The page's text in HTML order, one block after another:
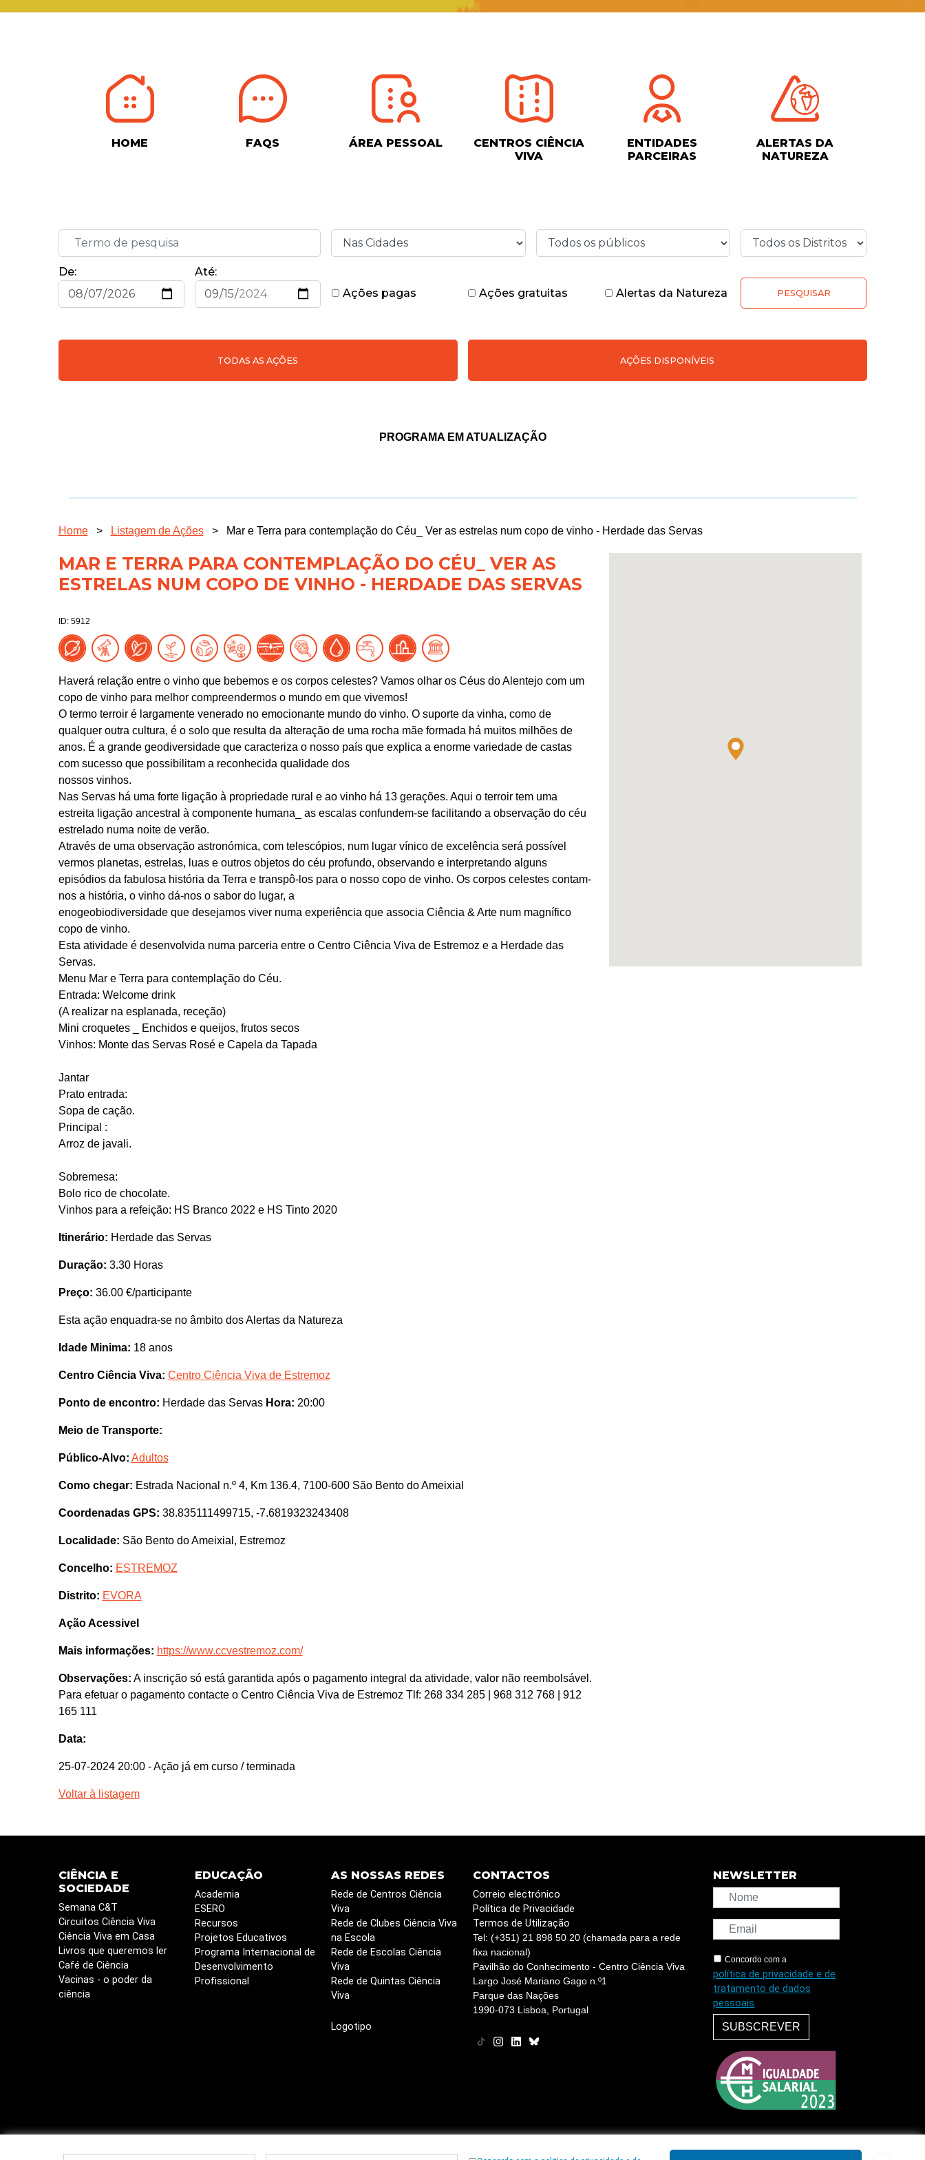
HOME FAQS ÁREA PESSOAL
CENTROS CIÊNCIA
VIVA
ENTIDADES
PARCEIRAS
ALERTAS DA
NATUREZA
De:
Até:
Ações pagas
Ações gratuitas Alertas da Natureza PESQUISAR
TODAS AS AÇÕES AÇÕES DISPONÍVEIS
PROGRAMA EM ATUALIZAÇÃO
Home > Listagem de Ações > Mar e Terra para contemplação do Céu_ Ver as estrelas num copo de vinho - Herdade das Servas
MAR E TERRA PARA CONTEMPLAÇÃO DO CÉU_ VER AS
ESTRELAS NUM COPO DE VINHO - HERDADE DAS SERVAS
ID: 5912
Haverá relação entre o vinho que bebemos e os corpos celestes? Vamos olhar os Céus do Alentejo com um
copo de vinho para melhor compreendermos o mundo em que vivemos!
O termo terroir é largamente venerado no emocionante mundo do vinho. O suporte da vinha, como de
qualquer outra cultura, é o solo que resulta da alteração de uma rocha mãe formada há muitos milhões de
anos. É a grande geodiversidade que caracteriza o nosso país que explica a enorme variedade de castas
com sucesso que possibilitam a reconhecida qualidade dos
nossos vinhos.
Nas Servas há uma forte ligação à propriedade rural e ao vinho há 13 gerações. Aqui o terroir tem uma
estreita ligação ancestral à componente humana_ as escalas confundem-se facilitando a observação do céu
estrelado numa noite de verão.
Através de uma observação astronómica, com telescópios, num lugar vínico de excelência será possível
vermos planetas, estrelas, luas e outros objetos do céu profundo, observando e interpretando alguns
episódios da fabulosa história da Terra e transpô-los para o nosso copo de vinho. Os corpos celestes contam-
nos a história, o vinho dá-nos o sabor do lugar, a
enogeobiodiversidade que desejamos viver numa experiência que associa Ciência & Arte num magnífico
copo de vinho.
Esta atividade é desenvolvida numa parceria entre o Centro Ciência Viva de Estremoz e a Herdade das
Servas.
Menu Mar e Terra para contemplação do Céu.
Entrada: Welcome drink
(A realizar na esplanada, receção)
Mini croquetes _ Enchidos e queijos, frutos secos
Vinhos: Monte das Servas Rosé e Capela da Tapada
Jantar
Prato entrada:
Sopa de cação.
Principal :
Arroz de javali.
Sobremesa:
Bolo rico de chocolate.
Vinhos para a refeição: HS Branco 2022 e HS Tinto 2020
Itinerário: Herdade das Servas
Duração: 3.30 Horas
Preço: 36.00 €/participante
Esta ação enquadra-se no âmbito dos Alertas da Natureza
Idade Minima: 18 anos
Centro Ciência Viva: Centro Ciência Viva de Estremoz
Ponto de encontro: Herdade das Servas Hora: 20:00
Meio de Transporte:
Público-Alvo: Adultos
Como chegar: Estrada Nacional n.º 4, Km 136.4, 7100-600 São Bento do Ameixial
Coordenadas GPS: 38.835111499715, -7.6819323243408
Localidade: São Bento do Ameixial, Estremoz
Concelho: ESTREMOZ
Distrito: EVORA
Ação Acessivel
Mais informações: https://www.ccvestremoz.com/
Observações: A inscrição só está garantida após o pagamento integral da atividade, valor não reembolsável.
Para efetuar o pagamento contacte o Centro Ciência Viva de Estremoz Tlf: 268 334 285 | 968 312 768 | 912
165 111
Data:
25-07-2024 20:00 - Ação já em curso / terminada
Voltar à listagem
CIÊNCIA E
SOCIEDADE
Semana C&T
Circuitos Ciência Viva
Ciência Viva em Casa
Livros que queremos ler
Café de Ciência
Vacinas - o poder da
ciência
EDUCAÇÃO
Academia
ESERO
Recursos
Projetos Educativos
Programa Internacional de
Desenvolvimento
Profissional
AS NOSSAS REDES
Rede de Centros Ciência
Viva
Rede de Clubes Ciência Viva
na Escola
Rede de Escolas Ciência
Viva
Rede de Quintas Ciência
Viva
Logotipo
CONTACTOS
Correio electrónico
Política de Privacidade
Termos de Utilização
Tel: (+351) 21 898 50 20 (chamada para a rede
fixa nacional)
Pavilhão do Conhecimento - Centro Ciência Viva
Largo José Mariano Gago n.º1
Parque das Nações
1990-073 Lisboa, Portugal
NEWSLETTER
Concordo com a
política de privacidade e de
tratamento de dados
pessoais
SUBSCREVER